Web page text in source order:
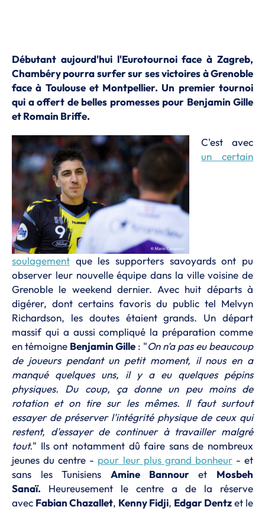
Débutant aujourd'hui l'Eurotournoi face à Zagreb,
Chambéry pourra surfer sur ses victoires à Grenoble
face à Toulouse et Montpellier. Un premier tournoi
qui a offert de belles promesses pour Benjamin Gille
et Romain Briffe.
C'est avec
un certain
soulagement que les supporters savoyards ont pu
observer leur nouvelle équipe dans la ville voisine de
Grenoble le weekend dernier. Avec huit départs à
digérer, dont certains favoris du public tel Melvyn
Richardson, les doutes étaient grands. Un départ
massif qui a aussi compliqué la préparation comme
en témoigne Benjamin Gille : "On n'a pas eu beaucoup
de joueurs pendant un petit moment, il nous en a
manqué quelques uns, il y a eu quelques pépins
physiques. Du coup, ça donne un peu moins de
rotation et on tire sur les mêmes. Il faut surtout
essayer de préserver l'intégrité physique de ceux qui
restent, d'essayer de continuer à travailler malgré
tout." Ils ont notamment dû faire sans de nombreux
jeunes du centre - pour leur plus grand bonheur- et
sans les Tunisiens Amine Bannouret Mosbeh
Sanaï. Heureusement le centre a de la réserve
avec Fabian Chazallet, Kenny Fidji, Edgar Dentzet le